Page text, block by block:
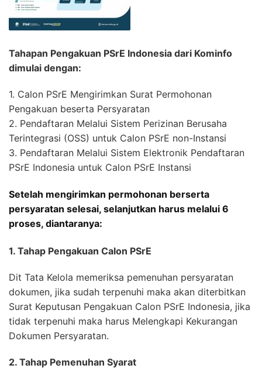
Tahapan Pengakuan PSrE Indonesia dari Kominfo
dimulai dengan:
1. Calon PSrE Mengirimkan Surat Permohonan
Pengakuan beserta Persyaratan
2. Pendaftaran Melalui Sistem Perizinan Berusaha
Terintegrasi (OSS) untuk Calon PSrE non-Instansi
3. Pendaftaran Melalui Sistem Elektronik Pendaftaran
PSrE Indonesia untuk Calon PSrE Instansi
Setelah mengirimkan permohonan berserta
persyaratan selesai, selanjutkan harus melalui 6
proses, diantaranya:
1. Tahap Pengakuan Calon PSrE
Dit Tata Kelola memeriksa pemenuhan persyaratan
dokumen, jika sudah terpenuhi maka akan diterbitkan
Surat Keputusan Pengakuan Calon PSrE Indonesia, jika
tidak terpenuhi maka harus Melengkapi Kekurangan
Dokumen Persyaratan.
2. Tahap Pemenuhan Syarat